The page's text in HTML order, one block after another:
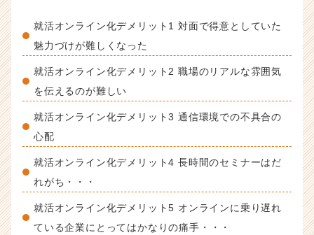
カ
ト
が
く
就
ト
キ
ャ
就活オンライン化デメリット1 対面で得意としていた
魅力づけが難しくなった
就活オンライン化デメリット2 職場のリアルな雰囲気
を伝えるのが難しい
就活オンライン化デメリット3 通信環境での不具合の
心配
就活オンライン化デメリット4 長時間のセミナーはだ
れがち・・・
就活オンライン化デメリット5 オンラインに乗り遅れ
ている企業にとってはかなりの痛手・・・